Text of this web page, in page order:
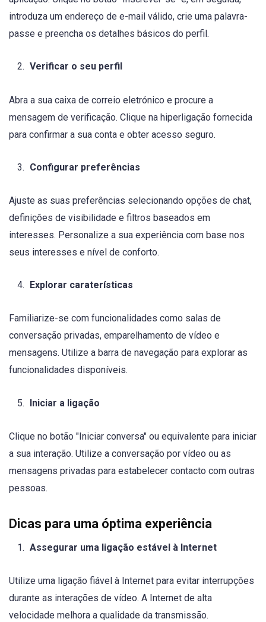
introduza um endereço de e-mail válido, crie uma palavra-
passe e preencha os detalhes básicos do perfil.
Verificar o seu perfil
Abra a sua caixa de correio eletrónico e procure a
mensagem de verificação. Clique na hiperligação fornecida
para confirmar a sua conta e obter acesso seguro.
Configurar preferências
Ajuste as suas preferências selecionando opções de chat,
definições de visibilidade e filtros baseados em
interesses. Personalize a sua experiência com base nos
seus interesses e nível de conforto.
Explorar caraterísticas
Familiarize-se com funcionalidades como salas de
conversação privadas, emparelhamento de vídeo e
mensagens. Utilize a barra de navegação para explorar as
funcionalidades disponíveis.
Iniciar a ligação
Clique no botão "Iniciar conversa" ou equivalente para iniciar
a sua interação. Utilize a conversação por vídeo ou as
mensagens privadas para estabelecer contacto com outras
pessoas.
Dicas para uma óptima experiência
Assegurar uma ligação estável à Internet
Utilize uma ligação fiável à Internet para evitar interrupções
durante as interações de vídeo. A Internet de alta
velocidade melhora a qualidade da transmissão.